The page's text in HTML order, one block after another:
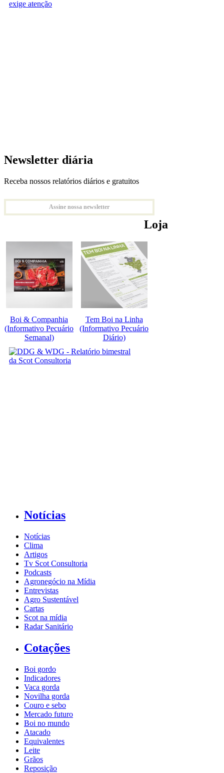
exige atenção
Newsletter diária
Receba nossos relatórios diários e gratuitos
Assine nossa newsletter
Loja
Boi & Companhia
(Informativo Pecuário
Semanal)
Tem Boi na Linha
(Informativo Pecuário
Diário)
Notícias
Notícias
Clima
Artigos
Tv Scot Consultoria
Podcasts
Agronegócio na Mídia
Entrevistas
Agro Sustentável
Cartas
Scot na mídia
Radar Sanitário
Cotações
Boi gordo
Indicadores
Vaca gorda
Novilha gorda
Couro e sebo
Mercado futuro
Boi no mundo
Atacado
Equivalentes
Leite
Grãos
Reposição